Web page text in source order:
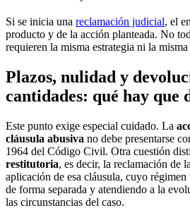
Si se inicia una reclamación judicial, el
producto y de la acción planteada. No
requieren la misma estrategia ni la misma
Plazos, nulidad y
cantidades: qué hay que
Este punto exige especial cuidado. La
cláusula abusiva no debe presentarse
1964 del Código Civil. Otra cuestión
restitutoria, es decir, la reclamación de
aplicación de esa cláusula, cuyo
de forma separada y atendiendo a la
las circunstancias del caso.